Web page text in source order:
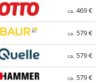
ca. 469 €
ca. 579 €
ca. 579 €
ca. 579 €